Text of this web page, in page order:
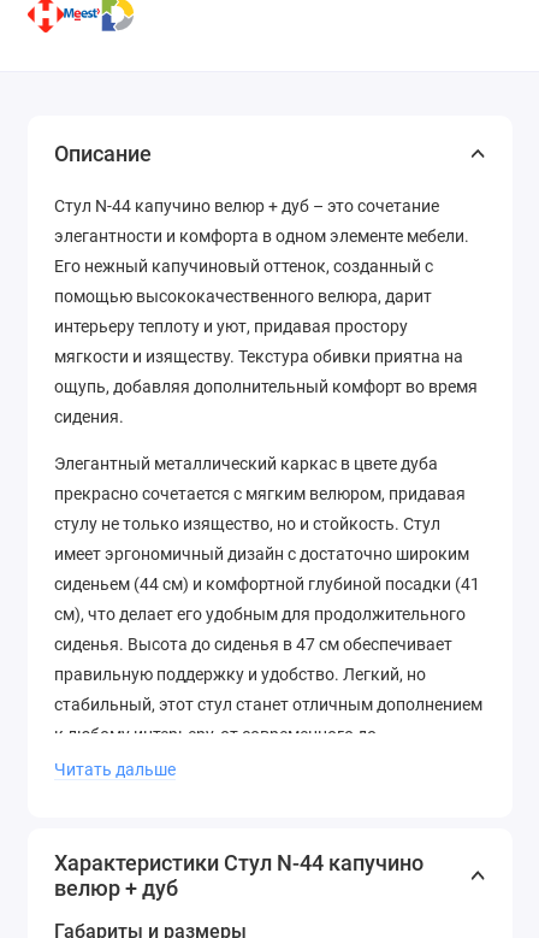
Описание
Стул N-44 капучино велюр + дуб – это сочетание
элегантности и комфорта в одном элементе мебели.
Его нежный капучиновый оттенок, созданный с
помощью высококачественного велюра, дарит
интерьеру теплоту и уют, придавая простору
мягкости и изяществу. Текстура обивки приятна на
ощупь, добавляя дополнительный комфорт во время
сидения.
Элегантный металлический каркас в цвете дуба
прекрасно сочетается с мягким велюром, придавая
стулу не только изящество, но и стойкость. Стул
имеет эргономичный дизайн с достаточно широким
сиденьем (44 см) и комфортной глубиной посадки (41
см), что делает его удобным для продолжительного
сиденья. Высота до сиденья в 47 см обеспечивает
правильную поддержку и удобство. Легкий, но
стабильный, этот стул станет отличным дополнением
к любому интерьеру, от современного до
классического, добавляя акцент на стиль и комфорт.
Читать дальше
Характеристики Стул N-44 капучино
велюр + дуб
Габариты и размеры